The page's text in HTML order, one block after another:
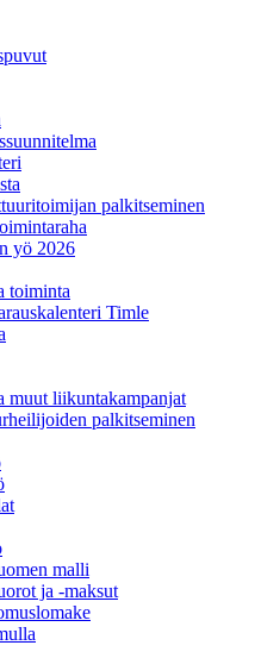
palkitseminen
yö 2026
toiminta
Timle
muut liikuntakampanjat
palkitseminen
malli
ja -maksut